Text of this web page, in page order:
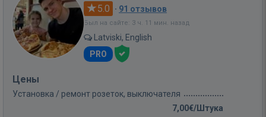
5.0 · 91 отзывов
Был на сайте: 3 ч. 11 мин. назад
Latviski, English
PRO
Цены
Установка / ремонт розеток, выключателя
7,00€/Штука